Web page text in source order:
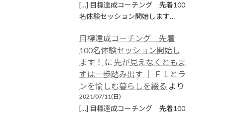
[…] 目標達成コーチング 先着100
名体験セッション開始します…
目標達成コーチング 先着
100名体験セッション開始し
ます！
に先が見えなくともま
ずは一歩踏み出す │ Ｆ１とラ
ンを愉しむ暮らしを綴る より
2021/07/11(日)
[…] 目標達成コーチング 先着100